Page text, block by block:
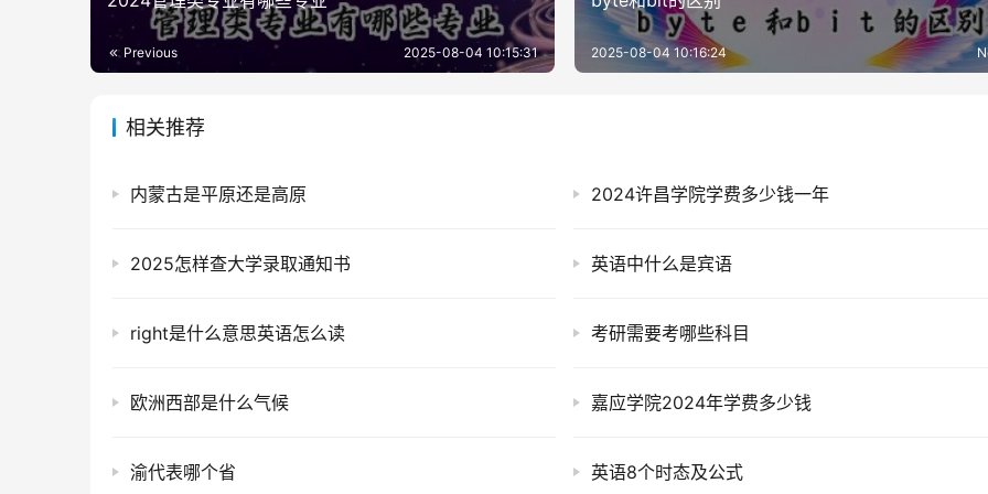
Previous 2025-08-04 10:15:31 2025-08-04 10:16:24
相关推荐
内蒙古是平原还是高原 2024许昌学院学费多少钱一年
2025怎样查大学录取通知书 英语中什么是宾语
right是什么意思英语怎么读 考研需要考哪些科目
欧洲西部是什么气候 嘉应学院2024年学费多少钱
渝代表哪个省 英语8个时态及公式